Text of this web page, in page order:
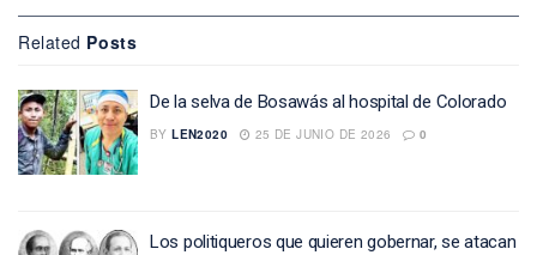
Related Posts
De la selva de Bosawás al hospital de Colorado
BY LEN2020 25 DE JUNIO DE 2026 0
Los politiqueros que quieren gobernar, se atacan